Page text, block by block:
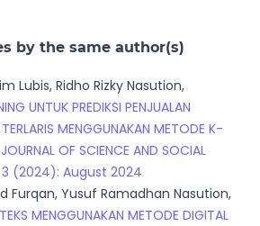
by the same author(s)
Lubis, Ridho Rizky Nasution,
UNTUK PREDIKSI PENJUALAN
MENGGUNAKAN METODE K-
JOURNAL OF SCIENCE AND SOCIAL
3 (2024): August 2024
Furqan, Yusuf Ramadhan Nasution,
MENGGUNAKAN METODE DIGITAL